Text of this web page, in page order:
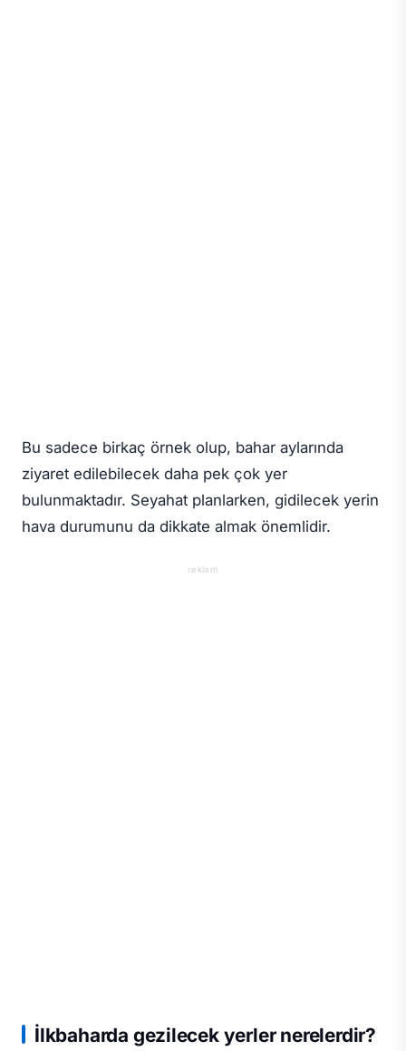
Bu sadece birkaç örnek olup, bahar aylarında
ziyaret edilebilecek daha pek çok yer
bulunmaktadır. Seyahat planlarken, gidilecek yerin
hava durumunu da dikkate almak önemlidir.
reklam
İlkbaharda gezilecek yerler nerelerdir?